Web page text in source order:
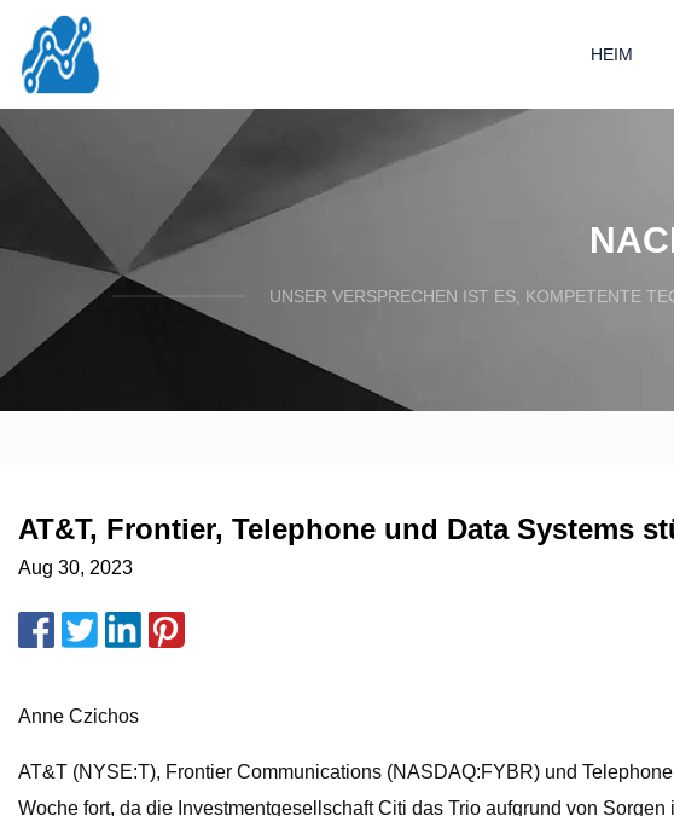
HEIM
UNSER VERSPRECHEN IST ES, KOMPETENTE
AT&T, Frontier, Telephone und Data Systems
Aug 30, 2023
Anne Czichos
AT&T (NYSE:T), Frontier Communications (NASDAQ:FYBR) und
Woche fort, da die Investmentgesellschaft Citi das Trio aufgrund von